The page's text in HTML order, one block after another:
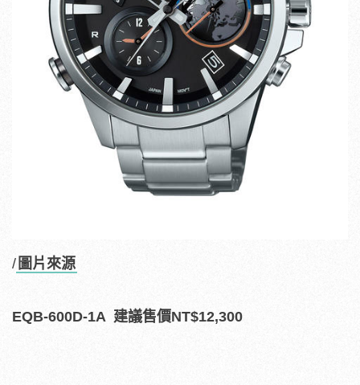
/ 圖片來源
EQB-600D-1A 建議售價NT$12,300